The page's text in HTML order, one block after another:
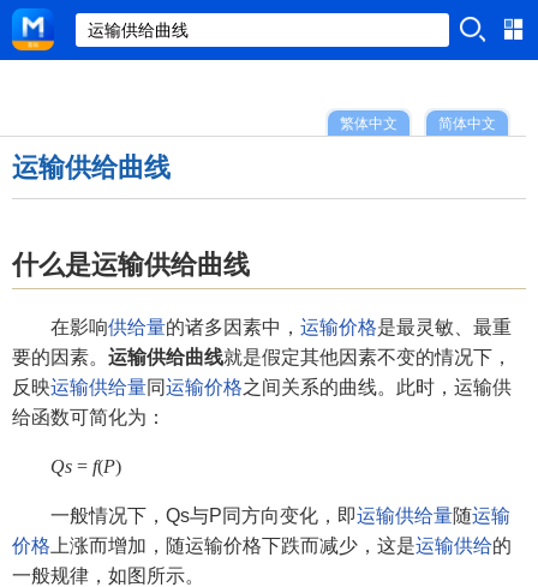
简体中文
繁体中文
运输供给曲线
什么是运输供给曲线
在影响供给量的诸多因素中， 运输价格是最灵敏、最重
要的因素。 运输供给曲线就是假定其他因素不变的情况下，
反映运输供给量同运输价格之间关系的曲线。此时，运输供
给函数可简化为：
Qs = f(P)
一般情况下，Qs与P同方向变化，即运输供给量随运输
价格 上涨而增加，随运输价格下跌而减少，这是运输供给的
一般规律，如图所示。